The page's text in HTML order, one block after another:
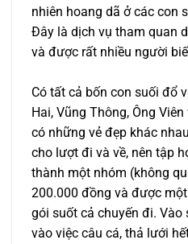
nhiên hoang dã ở các con
Đây là dịch vụ tham quan
và được rất nhiều người
Có tất cả bốn con suối đổ
Hai, Vũng Thông, Ông
có những vẻ đẹp khác
cho lượt đi và về, nên tập
thành một nhóm (không
200.000 đồng và được
gói suốt cả chuyến đi. Vào
vào việc câu cá, thả lưới